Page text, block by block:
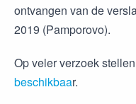
ontvangen van de
2019 (Pamporovo).
Op veler verzoek
beschikbaar.